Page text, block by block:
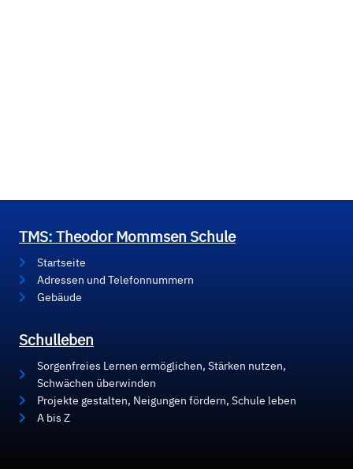
TMS: Theodor Mommsen Schule
Startseite
Adressen und Telefonnummern
Gebäude
Schulleben
Sorgenfreies Lernen ermöglichen, Stärken nutzen,
Schwächen überwinden
Projekte gestalten, Neigungen fördern, Schule leben
A bis Z